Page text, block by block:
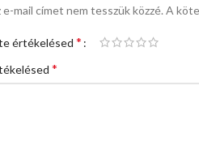
e-mail címet nem tesszük közzé. A
értékelésed *
*